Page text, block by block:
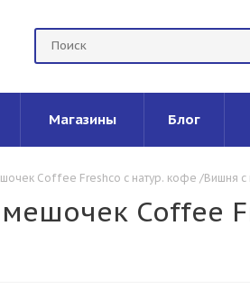
Магазины Блог
Coffee Freshco с натур. кофе /Вишня
Coffee